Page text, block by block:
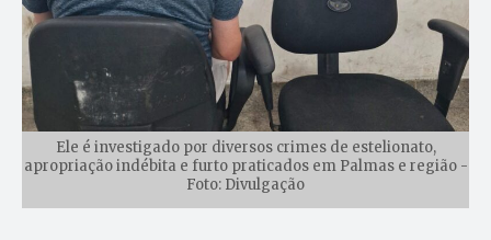
Ele é investigado por diversos crimes de estelionato,
apropriação indébita e furto praticados em Palmas e região -
Foto: Divulgação